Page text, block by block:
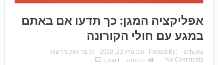
אפליקציה המגן: כך תדעו אם באתם
במגע עם חולי הקורונה
Posted By: shhuna
on: מרץ 23, 2020 In: בריאות, חדשות
No Comments
הדפסה Email